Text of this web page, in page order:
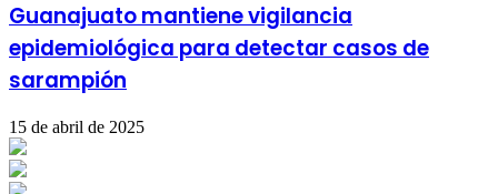
Guanajuato mantiene vigilancia
epidemiológica para detectar casos de
sarampión
15 de abril de 2025